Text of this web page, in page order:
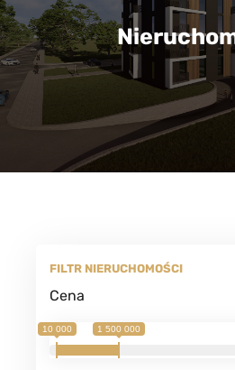
FILTR NIERUCHOMOŚCI
Cena
10 000 1 500 000